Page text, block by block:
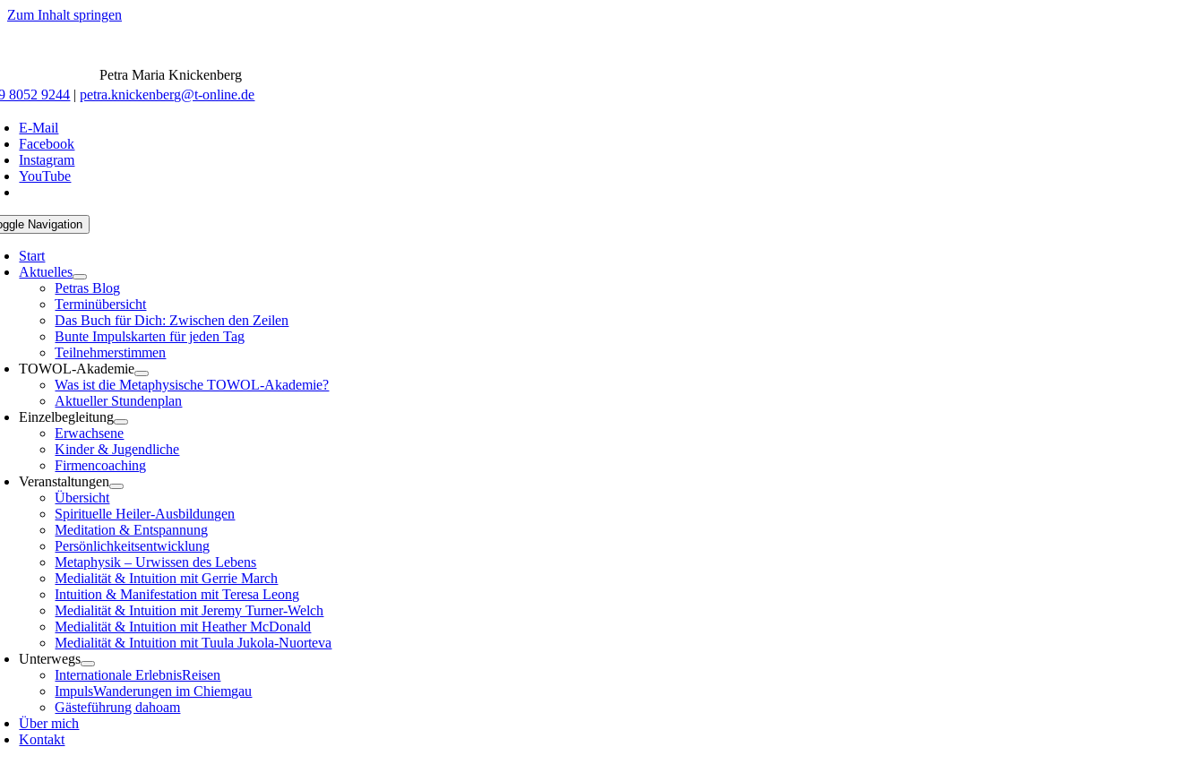
Zum Inhalt springen
Petra Maria Knickenberg
8052 9244 |petra.knickenberg@t-online.de
E-Mail
Facebook
Instagram
YouTube
Navigation
Start
Aktuelles
Petras Blog
Terminübersicht
Das Buch für Dich: Zwischen den Zeilen
Bunte Impulskarten für jeden Tag
Teilnehmerstimmen
TOWOL-Akademie
Was ist die Metaphysische TOWOL-Akademie?
Aktueller Stundenplan
Einzelbegleitung
Erwachsene
Kinder & Jugendliche
Firmencoaching
Veranstaltungen
Übersicht
Spirituelle Heiler-Ausbildungen
Meditation & Entspannung
Persönlichkeitsentwicklung
Metaphysik – Urwissen des Lebens
Medialität & Intuition mit Gerrie March
Intuition & Manifestation mit Teresa Leong
Medialität & Intuition mit Jeremy Turner-Welch
Medialität & Intuition mit Heather McDonald
Medialität & Intuition mit Tuula Jukola-Nuorteva
Unterwegs
Internationale ErlebnisReisen
ImpulsWanderungen im Chiemgau
Gästeführung dahoam
Über mich
Kontakt